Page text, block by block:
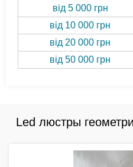
від 5 000 грн
від 10 000 грн
від 20 000 грн
від 50 000 грн
Led люстры